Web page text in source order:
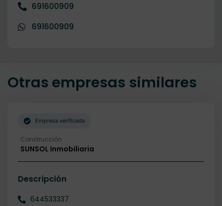
691600909
691600909
Otras empresas similares
Construcción
SUNSOL Inmobiliaria
Descripción
644533337
Empresa verificada